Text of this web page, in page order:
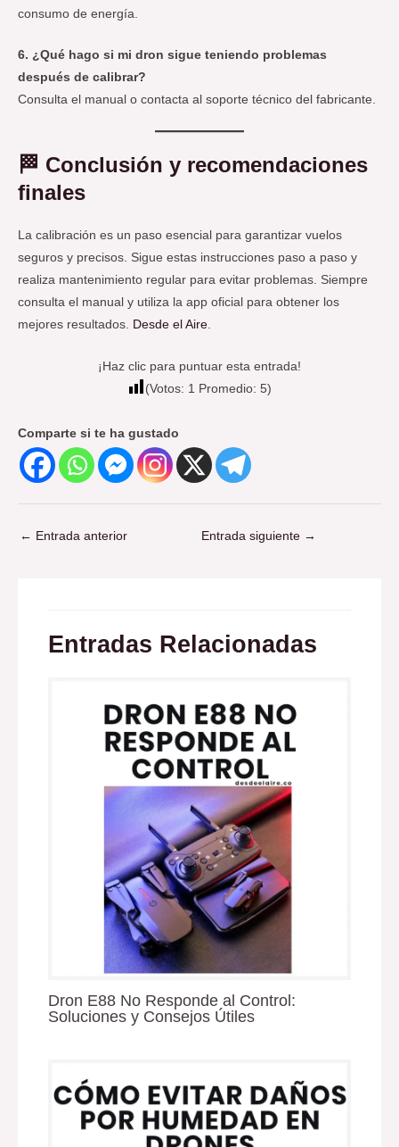
consumo de energía.
6. ¿Qué hago si mi dron sigue teniendo problemas
después de calibrar?
Consulta el manual o contacta al soporte técnico del fabricante.
🏁 Conclusión y recomendaciones
finales
La calibración es un paso esencial para garantizar vuelos
seguros y precisos. Sigue estas instrucciones paso a paso y
realiza mantenimiento regular para evitar problemas. Siempre
consulta el manual y utiliza la app oficial para obtener los
mejores resultados. Desde el Aire.
¡Haz clic para puntuar esta entrada!
(Votos: 1 Promedio: 5)
Comparte si te ha gustado
← Entrada anterior Entrada siguiente →
Entradas Relacionadas
Dron E88 No Responde al Control:
Soluciones y Consejos Útiles